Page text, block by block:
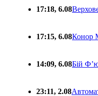
17:18, 6.08
17:15, 6.08Конор
14:09, 6.08Бій
23:11, 2.08